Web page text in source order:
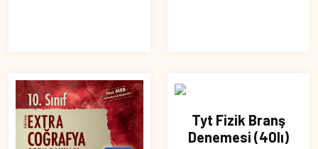
Tyt Fizik Branş
Denemesi (40lı)